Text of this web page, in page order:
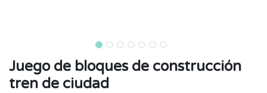
Juego de bloques de construcción
tren de ciudad